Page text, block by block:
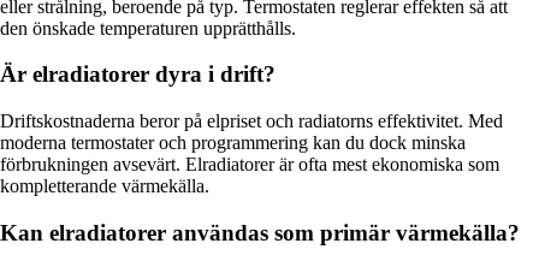
eller strålning, beroende på typ. Termostaten reglerar effekten så att
den önskade temperaturen upprätthålls.
Är elradiatorer dyra i drift?
Driftskostnaderna beror på elpriset och radiatorns effektivitet. Med
moderna termostater och programmering kan du dock minska
förbrukningen avsevärt. Elradiatorer är ofta mest ekonomiska som
kompletterande värmekälla.
Kan elradiatorer användas som primär värmekälla?